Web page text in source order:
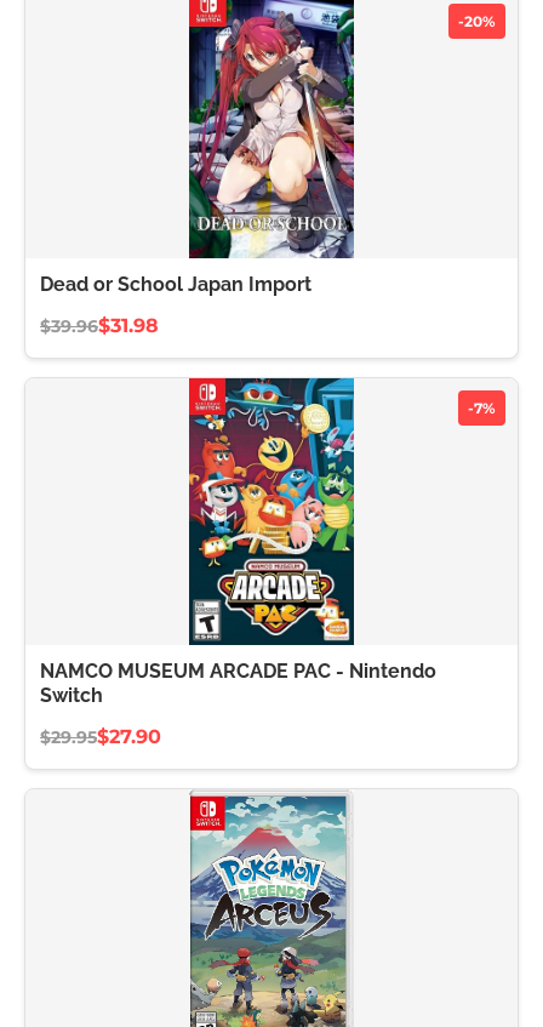
-20%
Dead or School Japan Import
$39.96$31.98
-7%
NAMCO MUSEUM ARCADE PAC - Nintendo
Switch
$29.95$27.90